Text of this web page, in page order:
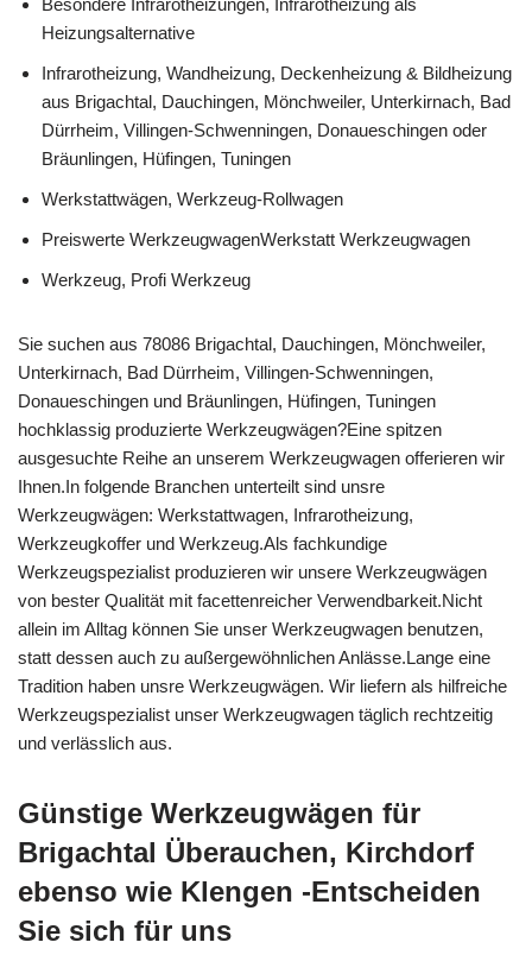
Heizungsalternative
Infrarotheizung, Wandheizung, Deckenheizung & Bildheizung
aus Brigachtal, Dauchingen, Mönchweiler, Unterkirnach, Bad
Dürrheim, Villingen-Schwenningen, Donaueschingen oder
Bräunlingen, Hüfingen, Tuningen
Werkstattwägen, Werkzeug-Rollwagen
Preiswerte WerkzeugwagenWerkstatt Werkzeugwagen
Werkzeug, Profi Werkzeug
Sie suchen aus 78086 Brigachtal, Dauchingen, Mönchweiler,
Unterkirnach, Bad Dürrheim, Villingen-Schwenningen,
Donaueschingen und Bräunlingen, Hüfingen, Tuningen
hochklassig produzierte Werkzeugwägen?Eine spitzen
ausgesuchte Reihe an unserem Werkzeugwagen offerieren wir
Ihnen.In folgende Branchen unterteilt sind unsre
Werkzeugwägen: Werkstattwagen, Infrarotheizung,
Werkzeugkoffer und Werkzeug.Als fachkundige
Werkzeugspezialist produzieren wir unsere Werkzeugwägen
von bester Qualität mit facettenreicher Verwendbarkeit.Nicht
allein im Alltag können Sie unser Werkzeugwagen benutzen,
statt dessen auch zu außergewöhnlichen Anlässe.Lange eine
Tradition haben unsre Werkzeugwägen. Wir liefern als hilfreiche
Werkzeugspezialist unser Werkzeugwagen täglich rechtzeitig
und verlässlich aus.
Günstige Werkzeugwägen für
Brigachtal Überauchen, Kirchdorf
ebenso wie Klengen -Entscheiden
Sie sich für uns